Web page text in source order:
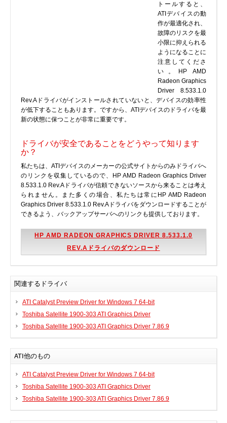
ファイル変換
プログラム
トールすると、
ATIデバイスの動
作が最適化され、
故障のリスクを最
小限に抑えられる
ようになることに
注意してくださ
い。HP AMD
Radeon Graphics
Driver 8.533.1.0
Rev.Aドライバがインストールされていないと、デバイスの効率性
が低下することもあります。ですから、ATIデバイスのドライバを最
新の状態に保つことが非常に重要です。
ドライバが安全であることをどうやって知ります
か？
私たちは、ATIデバイスのメーカーの公式サイトからのみドライバへ
のリンクを収集しているので、HP AMD Radeon Graphics Driver
8.533.1.0 Rev.Aドライバが信頼できないソースから来ることは考え
られません。また多くの場合、私たちは常にHP AMD Radeon
Graphics Driver 8.533.1.0 Rev.Aドライバをダウンロードすることが
できるよう、バックアップサーバへのリンクも提供しております。
HP AMD RADEON GRAPHICS DRIVER 8.533.1.0
REV.Aドライバのダウンロード
関連するドライバ
ATI Catalyst Preview Driver for Windows 7 64-bit
Toshiba Satellite 1900-303 ATI Graphics Driver
Toshiba Satellite 1900-303 ATI Graphics Driver 7.86.9
ATI他のもの
ATI Catalyst Preview Driver for Windows 7 64-bit
Toshiba Satellite 1900-303 ATI Graphics Driver
Toshiba Satellite 1900-303 ATI Graphics Driver 7.86.9